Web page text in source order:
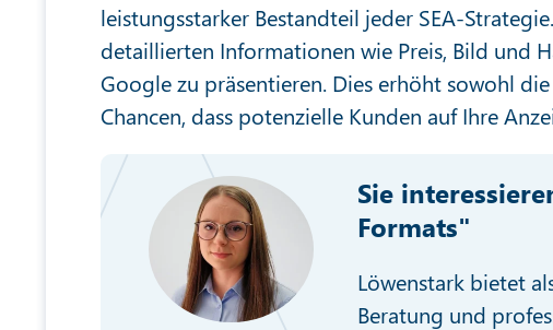
leistungsstarker Bestandteil jeder SEA-
detaillierten Informationen wie Preis, Bild und
Google zu präsentieren. Dies erhöht sowohl
Chancen, dass potenzielle Kunden auf Ihre
Sie
Formats"
Löwenstark bietet
Beratung und